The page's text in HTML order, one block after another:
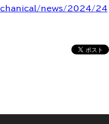
news/2024/24